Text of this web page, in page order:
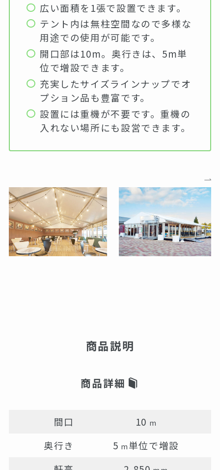
広い面積を1張で設置できます。
テント内は無柱空間なので多様な
用途での使用が可能です。
開口部は10m。奥行きは、5m単
位で増設できます。
充実したサイズラインナップでオ
プション品も豊富です。
設置には重機が不要です。重機の
入れない場所にも設営できます。
商品説明
商品詳細
間口 10 m
奥行き 5 m 単位で増設